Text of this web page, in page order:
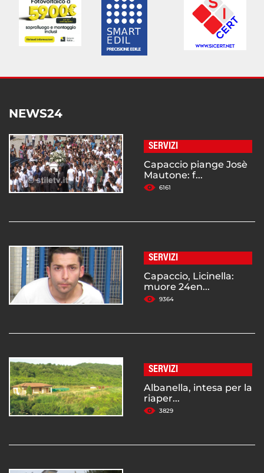
NEWS24
SERVIZI
Capaccio piange Josè
Mautone: f...
6161
SERVIZI
Capaccio, Licinella:
muore 24en...
9364
SERVIZI
Albanella, intesa per la
riaper...
3829